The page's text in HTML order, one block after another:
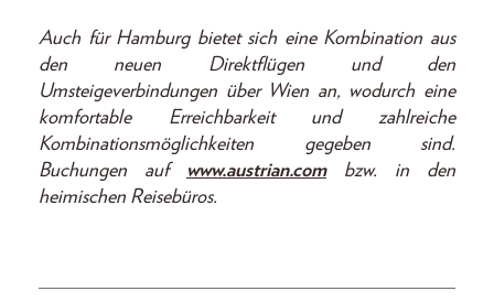
Auch für Hamburg bietet sich eine Kombination aus
den neuen Direktflügen und den
Umsteigeverbindungen über Wien an, wodurch eine
komfortable Erreichbarkeit und zahlreiche
Kombinationsmöglichkeiten gegeben sind.
Buchungen auf
www.austrian.combzw. in den
heimischen Reisebüros.